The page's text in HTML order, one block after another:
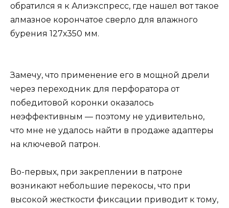
обратился я к Алиэкспресс, где нашел вот такое
алмазное корончатое сверло для влажного
бурения 127х350 мм.
Замечу, что применение его в мощной дрели
через переходник для перфоратора от
победитовой коронки оказалось
неэффективным — поэтому не удивительно,
что мне не удалось найти в продаже адаптеры
на ключевой патрон.
Во-первых, при закреплении в патроне
возникают небольшие перекосы, что при
высокой жесткости фиксации приводит к тому,